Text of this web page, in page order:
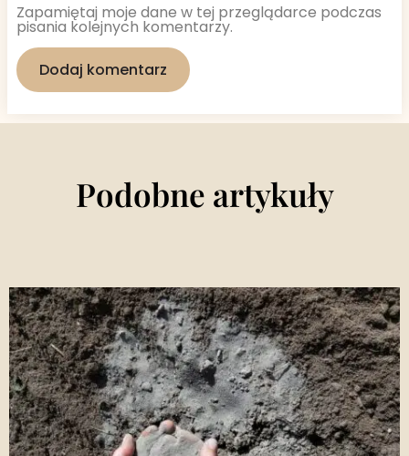
Zapamiętaj moje dane w tej przeglądarce podczas
pisania kolejnych komentarzy.
Podobne artykuły